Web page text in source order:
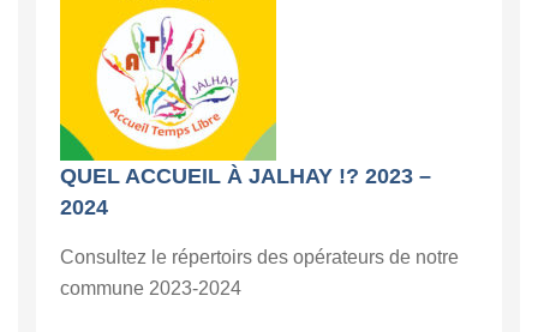
QUEL ACCUEIL À JALHAY !? 2023 –
2024
Consultez le répertoirs des opérateurs de notre
commune 2023-2024